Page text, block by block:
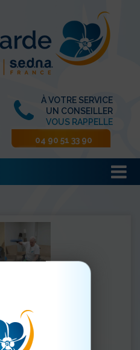
À VOTRE SERVICE
UN CONSEILLER
VOUS RAPPELLE
04 90 51 33 90